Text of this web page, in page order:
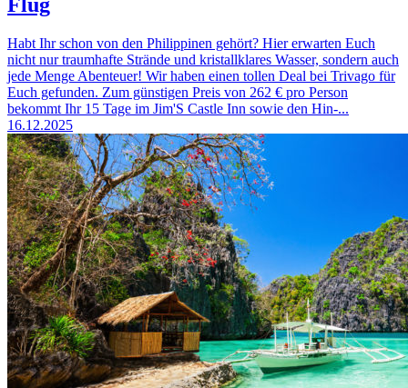
Habt Ihr schon von den Philippinen gehört? Hier erwarten Euch
nicht nur traumhafte Strände und kristallklares Wasser, sondern auch
jede Menge Abenteuer! Wir haben einen tollen Deal bei Trivago für
Euch gefunden. Zum günstigen Preis von 262 € pro Person
bekommt Ihr 15 Tage im Jim'S Castle Inn sowie den Hin-...
16.12.2025